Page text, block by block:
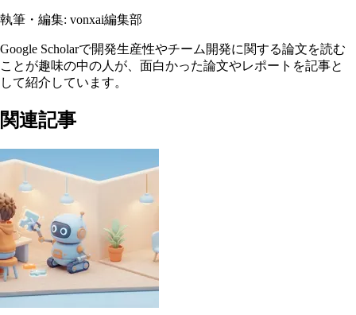
執筆・編集: vonxai編集部
Google Scholarで開発生産性やチーム開発に関する論文を読む
ことが趣味の中の人が、面白かった論文やレポートを記事と
して紹介しています。
関連記事